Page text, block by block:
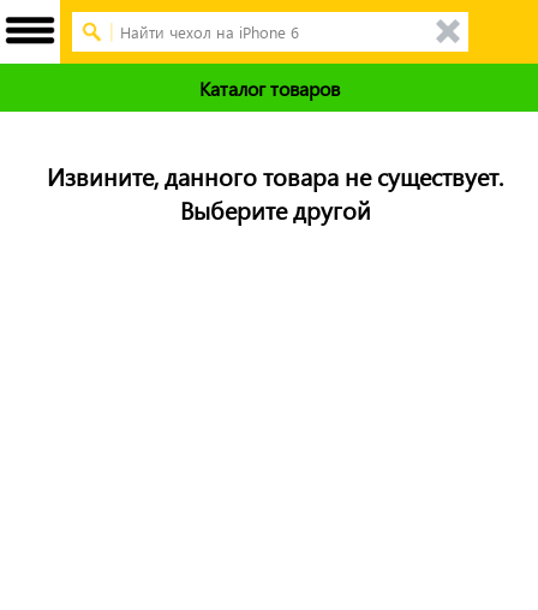
Каталог товаров
Извините, данного товара не существует.
Выберите другой